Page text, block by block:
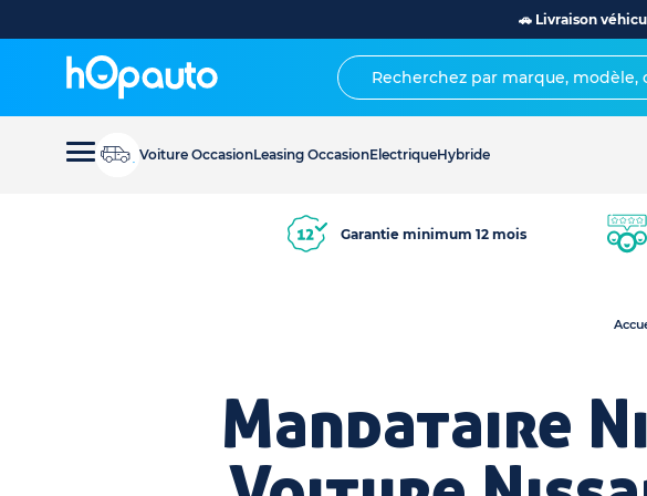
🚗 Livraison
Voiture OccasionLeasing OccasionElectriqueHybride
Garantie minimum 12 mois
Mandataire